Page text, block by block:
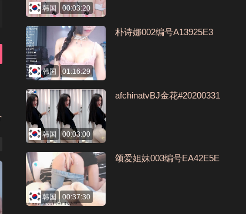
韩国 00:03:20
韩国 01:16:29
朴诗娜002编号A13925E3
韩国 00:03:00
afchinatvBJ金花#20200331
韩国 00:37:30
颂爱姐妹003编号EA42E5E